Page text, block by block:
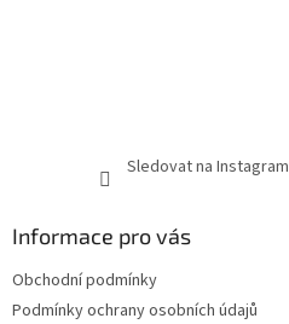
Sledovat na
Informace pro vás
Obchodní podmínky
Podmínky ochrany osobních údajů